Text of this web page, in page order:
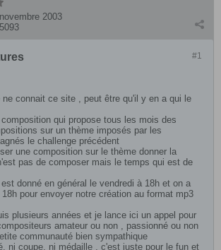
novembre 2003
5093
#1
ne connait ce site , peut être qu'il y en a qui le
qui propose tous les mois des
sur un thème imposés par les
le challenge précédent
une composition sur le thème donner la
pas de composer mais le temps qui est de
donné en général le vendredi à 18h et on a
pour envoyer notre création au format mp3
plusieurs années et je lance ici un appel pour
amateur ou non , passionné ou non
communauté bien sympathique
ni coupe, ni médaille , c'est juste pour le fun et